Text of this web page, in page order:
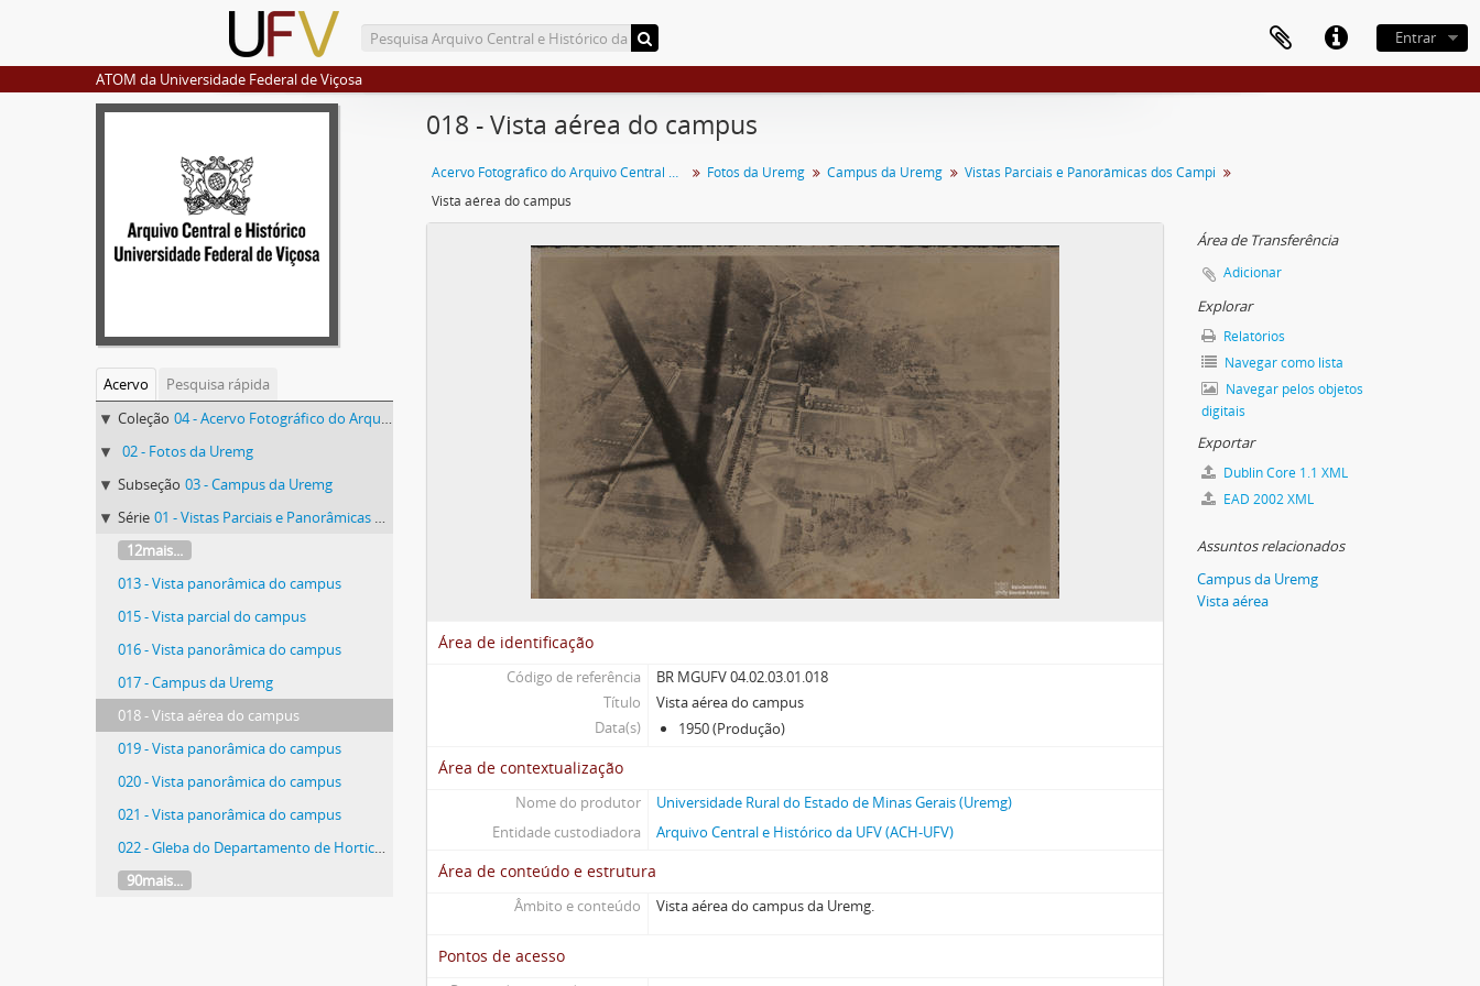
Entrar
ATOM da Universidade Federal de Viçosa
Acervo
Pesquisa rápida
Coleção 04 - Acervo Fotográfico do Arquivo Central Histórico da UFV
02 - Fotos da Uremg
Subseção 03 - Campus da Uremg
Série 01 - Vistas Parciais e Panorâmicas dos Campi
12mais...
013 - Vista panorâmica do campus
015 - Vista parcial do campus
016 - Vista panorâmica do campus
017 - Campus da Uremg
018 - Vista aérea do campus
019 - Vista panorâmica do campus
020 - Vista panorâmica do campus
021 - Vista panorâmica do campus
022 - Gleba do Departamento de Horticultura
90mais...
018 - Vista aérea do campus
Acervo Fotográfico do Arquivo Central Histórico da UFV Fotos da Uremg Campus da Uremg
Vistas Parciais e Panorâmicas dos Campi
Vista aérea do campus
Área de identificação
Código de referência
BR MGUFV 04.02.03.01.018
Título
Vista aérea do campus
Data(s)
1950 (Produção)
Área de contextualização
Nome do produtor
Universidade Rural do Estado de Minas Gerais (Uremg)
Entidade custodiadora
Arquivo Central e Histórico da UFV (ACH-UFV)
Área de conteúdo e estrutura
Âmbito e conteúdo Vista aérea do campus da Uremg.
Pontos de acesso
Área de Transferência
Adicionar
Explorar
Relatórios
Navegar como lista
Navegar pelos objetos
digitais
Exportar
Dublin Core 1.1 XML
EAD 2002 XML
Assuntos relacionados
Campus da Uremg
Vista aérea